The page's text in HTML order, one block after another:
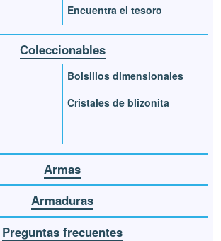
Encuentra el tesoro
Coleccionables
Bolsillos dimensionales
Cristales de blizonita
Armas
Armaduras
Preguntas frecuentes